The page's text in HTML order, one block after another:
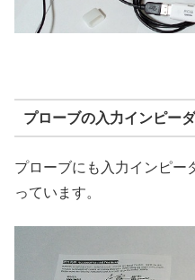
プローブの入力インピー
プローブにも入力インピー
っています。